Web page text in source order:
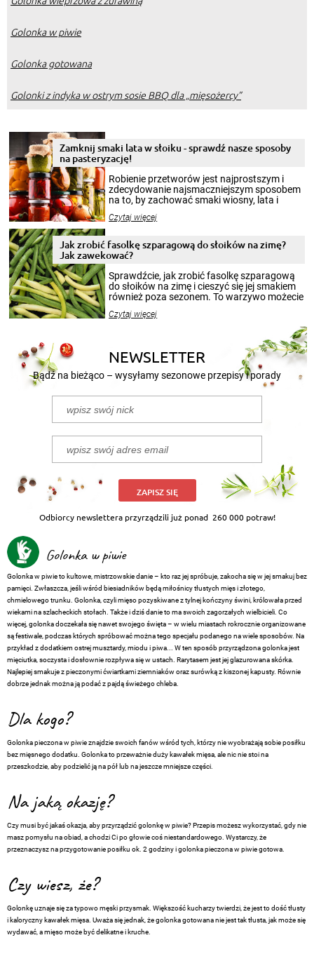
Golonka w piwie
Golonka gotowana
Golonki z indyka w ostrym sosie BBQ dla „mięsożercy”
Zamknij smaki lata w słoiku - sprawdź nasze sposoby
na pasteryzację!
Robienie przetworów jest najprostszym i
zdecydowanie najsmaczniejszym sposobem
na to, by zachować smaki wiosny, lata i
krajobrazów, by cieszyć nimi oko w sezonie
pełni poczuć atmosferę cieplejszych
miesięcy. Przygotowanie słoików ze
patenty, które pozwolą zachować świeżość
przetworów.
Czytaj więcej
Jak zrobić fasolkę szparagową do słoików na zimę?
Jak zawekować?
Sprawdźcie, jak zrobić fasolkę szparagową
do słoików na zimę i cieszyć się jej smakiem
również poza sezonem. To warzywo możecie
nasze propozycje!
Czytaj więcej
NEWSLETTER
Bądź na bieżąco – wysyłamy sezonowe przepisy i porady
ZAPISZ SIĘ
Odbiorcy newslettera przyrządzili już ponad 260 000 potraw!
Golonka w piwie
Golonka w piwie to kultowe, mistrzowskie danie – kto raz jej spróbuje, zakocha się w jej smakuj bez
pamięci. Zwłaszcza, jeśli wśród biesiadników będą miłośnicy tłustych mięs i złotego,
chmielowego trunku. Golonka, czyli mięso pozyskiwane z tylnej kończyny świni, królowała przed
wiekami na szlacheckich stołach. Także i dziś danie to ma swoich zagorzałych wielbicieli. Co
więcej, golonka doczekała się nawet swojego święta – w wielu miastach rokrocznie organizowane
są festiwale, podczas których spróbować można tego specjału podanego na wiele sposobów. Na
przykład z dodatkiem ostrej musztardy, miodu i piwa... W ten sposób przyrządzona golonka jest
mięciutka, soczysta i dosłownie rozpływa się w ustach. Rarytasem jest jej glazurowana skórka.
Najlepiej smakuje z pieczonymi ćwiartkami ziemniaków oraz surówką z kiszonej kapusty. Równie
dobrze jednak można ją podać z pajdą świeżego chleba.
Dla kogo?
Golonka pieczona w piwie znajdzie swoich fanów wśród tych, którzy nie wyobrażają sobie posiłku
bez mięsnego dodatku. Golonka to przeważnie duży kawałek mięsa, ale nic nie stoi na
przeszkodzie, aby podzielić ją na pół lub na jeszcze mniejsze części.
Na jaką okazję?
Czy musi być jakaś okazja, aby przyrządzić golonkę w piwie? Przepis możesz wykorzystać, gdy nie
masz pomysłu na obiad, a chodzi Ci po głowie coś niestandardowego. Wystarczy, że
przeznaczysz na przygotowanie posiłku ok. 2 godziny i golonka pieczona w piwie gotowa.
Czy wiesz, że?
Golonkę uznaje się za typowo męski przysmak. Większość kucharzy twierdzi, że jest to dość tłusty
i kaloryczny kawałek mięsa. Uważa się jednak, że golonka gotowana nie jest tak tłusta, jak może się
wydawać, a mięso może być delikatne i kruche.